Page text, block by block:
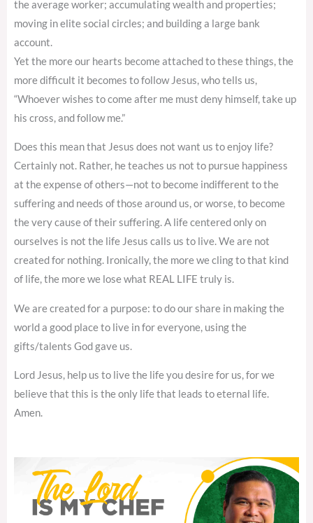
the average worker; accumulating wealth and properties;
moving in elite social circles; and building a large bank
account.
Yet the more our hearts become attached to these things, the
more difficult it becomes to follow Jesus, who tells us,
“Whoever wishes to come after me must deny himself, take up
his cross, and follow me.”
Does this mean that Jesus does not want us to enjoy life?
Certainly not. Rather, he teaches us not to pursue happiness
at the expense of others—not to become indifferent to the
suffering and needs of those around us, or worse, to become
the very cause of their suffering. A life centered only on
ourselves is not the life Jesus calls us to live. We are not
created for nothing. Ironically, the more we cling to that kind
of life, the more we lose what REAL LIFE truly is.
We are created for a purpose: to do our share in making the
world a good place to live in for everyone, using the
gifts/talents God gave us.
Lord Jesus, help us to live the life you desire for us, for we
believe that this is the only life that leads to eternal life.
Amen.